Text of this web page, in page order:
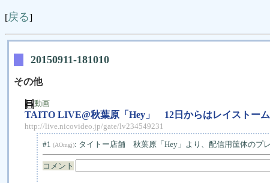
[戻る]
20150911-181010
その他
動画
TAITO LIVE@秋葉原「Hey」 12日からはレイストーム
http://live.nicovideo.jp/gate/lv234549231
#1 (AOmgj): タイトー店舗 秋葉原「Hey」より、配信用筺体のプ
コメント